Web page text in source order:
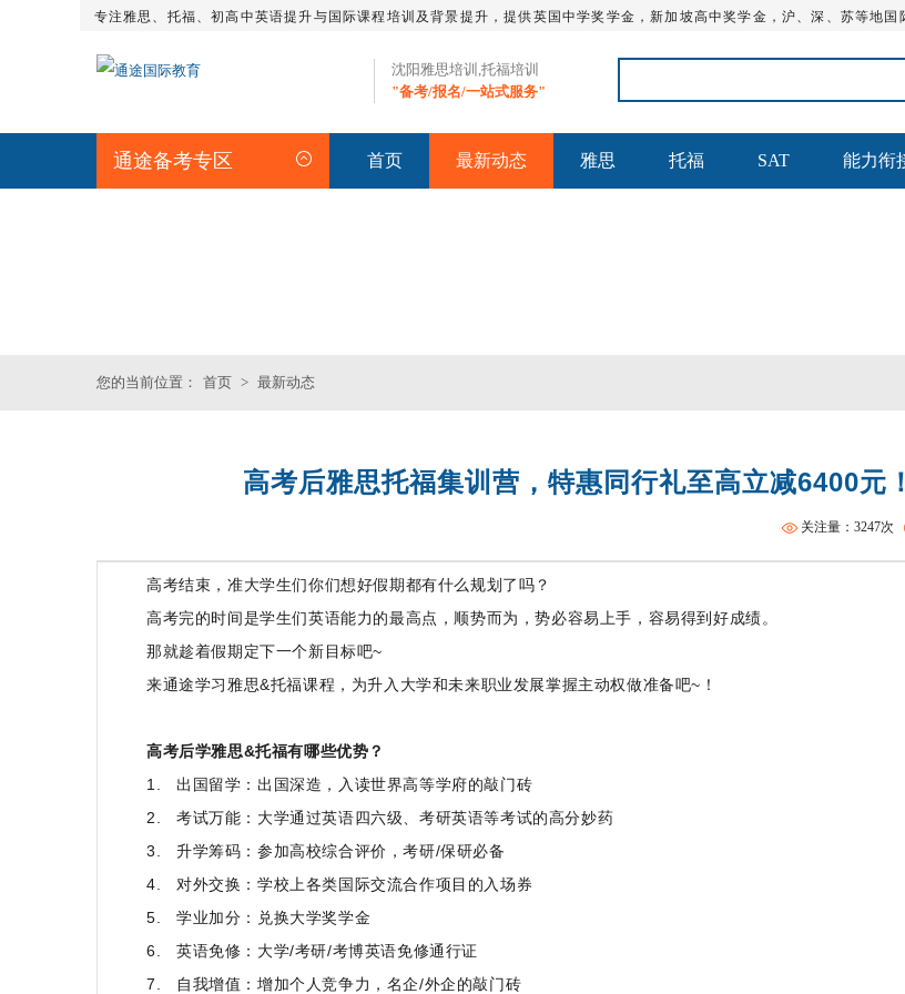
专注雅思、托福、初高中英语提升与国际课程培训及背景提升，提供英国中学奖学金，新加坡高中奖学金，沪、深、苏等地
沈阳雅思培训,托福培训
"备考/报名/一站式服务"
通途备考专区 首页 最新动态 雅思 托福 SAT 能力衔
您的当前位置： 首页 > 最新动态
高考后雅思托福集训营，特惠同行礼至高立减6400元！
关注量：3247次
高考结束，准大学生们你们想好假期都有什么规划了吗？
高考完的时间是学生们英语能力的最高点，顺势而为，势必容易上手，容易得到好成绩。
那就趁着假期定下一个新目标吧~
来通途学习雅思&托福课程，为升入大学和未来职业发展掌握主动权做准备吧~ ！
高考后学雅思&托福有哪些优势？
1. 出国留学：出国深造，入读世界高等学府的敲门砖
2. 考试万能：大学通过英语四六级、考研英语等考试的高分妙药
3. 升学筹码：参加高校综合评价，考研/保研必备
4. 对外交换：学校上各类国际交流合作项目的入场券
5. 学业加分：兑换大学奖学金
6. 英语免修：大学/考研/考博英语免修通行证
7. 自我增值：增加个人竞争力，名企/外企的敲门砖
托福全程班【日本方向】 托福火箭班 雅思全程班